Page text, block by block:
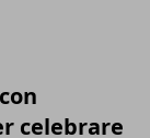
celebrare